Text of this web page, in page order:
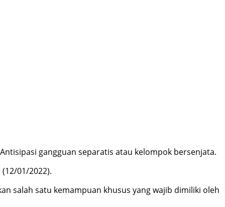
gangguan separatis atau kelompok bersenjata.
01/2022).
salah satu kemampuan khusus yang wajib dimiliki oleh